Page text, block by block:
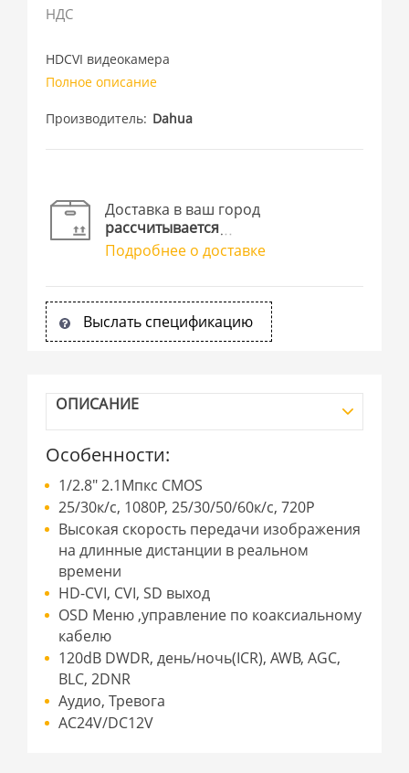
НДС
HDCVI видеокамера
Полное описание
Производитель Dahua
Доставка в ваш город
рассчитывается
Подробнее о доставке
Выслать спецификацию
ОПИСАНИЕ
Особенности:
1/2.8″ 2.1Мпкс CMOS
25/30к/с, 1080P, 25/30/50/60к/с, 720P
Высокая скорость передачи изображения
на длинные дистанции в реальном
времени
HD-CVI, CVI, SD выход
OSD Меню ,управление по коаксиальному
кабелю
120dB DWDR, день/ночь(ICR), AWB, AGC,
BLC, 2DNR
Аудио, Тревога
AC24V/DC12V